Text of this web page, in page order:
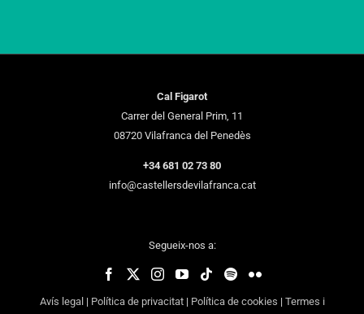
Cal Figarot
Carrer del General Prim, 11
08720 Vilafranca del Penedès
+34 681 02 73 80
info@castellersdevilafranca.cat
Segueix-nos a:
Avís legal | Política de privacitat| Política de cookies | Termes i